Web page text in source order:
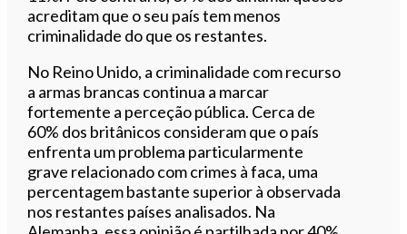
acreditam que o seu país tem menos
criminalidade do que os restantes.
No Reino Unido, a criminalidade com recurso
a armas brancas continua a marcar
fortemente a perceção pública. Cerca de
60% dos britânicos consideram que o país
enfrenta um problema particularmente
grave relacionado com crimes à faca, uma
percentagem bastante superior à observada
nos restantes países analisados. Na